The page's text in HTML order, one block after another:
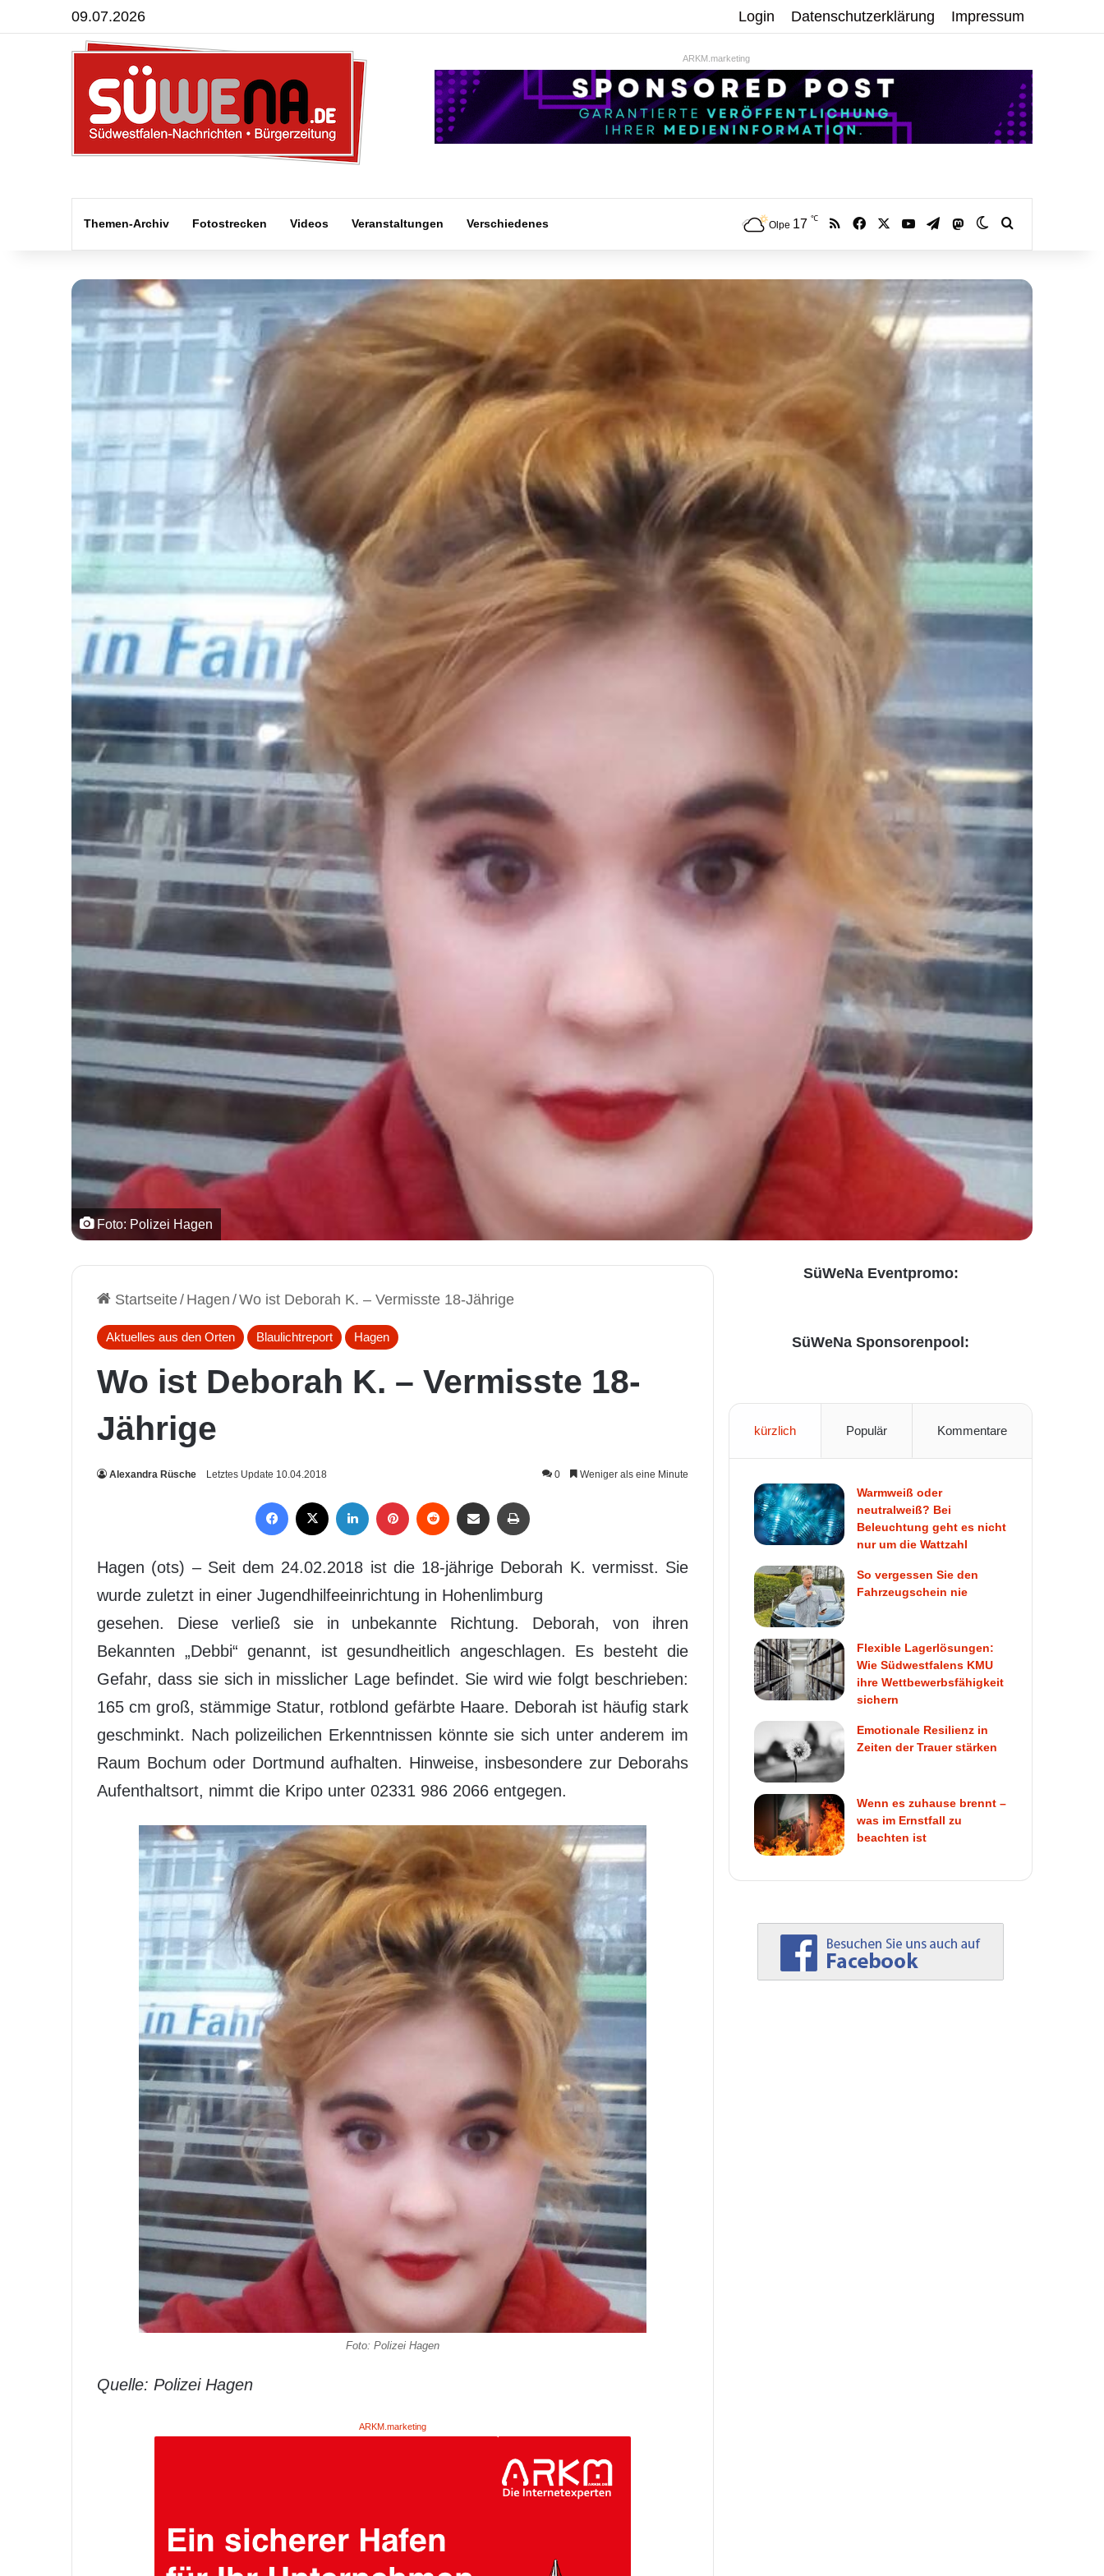
09.07.2026 Login Datenschutzerklärung Impressum
ARKM.marketing
Themen-Archiv Fotostrecken Videos Veranstaltungen Verschiedenes Olpe 17 ℃ RSS Facebook YouTubeTelegramMastodonSkin umschalten
Foto: Polizei Hagen
Startseite/ Hagen /Wo ist Deborah K. – Vermisste 18-Jährige
Aktuelles aus den Orten Blaulichtreport Hagen
Wo ist Deborah K. – Vermisste 18-
Jährige
Alexandra Rüsche Letztes Update 10.04.2018 0 Weniger als eine Minute
Hagen (ots) – Seit dem 24.02.2018 ist die 18-jährige Deborah K. vermisst. Sie
wurde zuletzt in einer Jugendhilfeeinrichtung in Hohenlimburg
gesehen. Diese verließ sie in unbekannte Richtung. Deborah, von ihren
Bekannten „Debbi“ genannt, ist gesundheitlich angeschlagen. Es besteht die
Gefahr, dass sie sich in misslicher Lage befindet. Sie wird wie folgt beschrieben:
165 cm groß, stämmige Statur, rotblond gefärbte Haare. Deborah ist häufig stark
geschminkt. Nach polizeilichen Erkenntnissen könnte sie sich unter anderem im
Raum Bochum oder Dortmund aufhalten. Hinweise, insbesondere zur Deborahs
Aufenthaltsort, nimmt die Kripo unter 02331 986 2066 entgegen.
Foto: Polizei Hagen
Quelle: Polizei Hagen
ARKM.marketing
SüWeNa Eventpromo:
SüWeNa Sponsorenpool:
kürzlich Populär Kommentare
Warmweiß oder
neutralweiß? Bei
Beleuchtung geht es nicht
nur um die Wattzahl
So vergessen Sie den
Fahrzeugschein nie
Flexible Lagerlösungen:
Wie Südwestfalens KMU
ihre Wettbewerbsfähigkeit
sichern
Emotionale Resilienz in
Zeiten der Trauer stärken
Wenn es zuhause brennt –
was im Ernstfall zu
beachten ist